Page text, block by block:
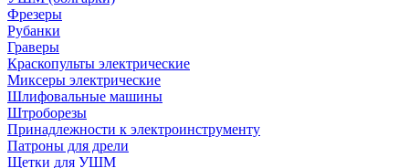
Фрезеры
Рубанки
Граверы
Краскопульты электрические
Миксеры электрические
Шлифовальные машины
Штроборезы
Принадлежности к электроинструменту
Патроны для дрели
Щетки для УШМ